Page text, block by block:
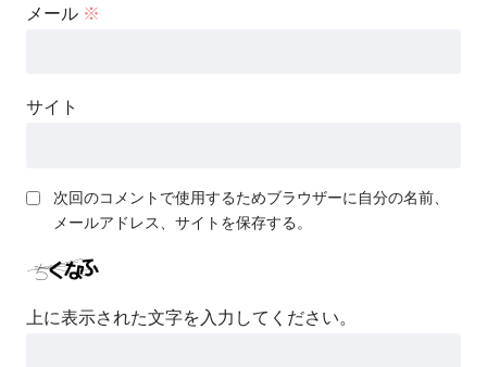
メール ※
サイト
次回のコメントで使用するためブラウザーに自分の名前、
メールアドレス、サイトを保存する。
上に表示された文字を入力してください。